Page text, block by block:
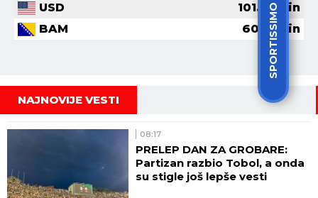
SPORTISSIMO
USD
101.62din
BAM
60.01din
NAJNOVIJE VESTI
08:17
PRELEP DAN ZA GROBARE:
Partizan razbio Tobol, a onda
su stigle još lepše vesti